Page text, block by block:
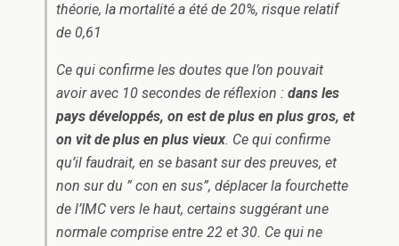
théorie, la mortalité a été de 20%, risque relatif
de 0,61
Ce qui confirme les doutes que l’on pouvait
avoir avec 10 secondes de réflexion : dans les
pays développés, on est de plus en plus gros, et
on vit de plus en plus vieux. Ce qui confirme
qu’il faudrait, en se basant sur des preuves, et
non sur du ” con en sus”, déplacer la fourchette
de l’IMC vers le haut, certains suggérant une
normale comprise entre 22 et 30. Ce qui ne